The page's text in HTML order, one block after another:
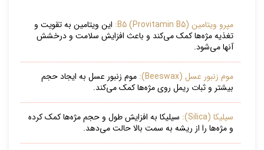
مپرو ویتامین B5 (Provitamin B5):
این ویتامین به تقویت و
تغذیه مژه‌ها کمک می‌کند و باعث افزایش سلامت و درخشش
آنها می‌شود.
موم زنبور عسل (Beeswax):
موم زنبور عسل به ایجاد حجم
بیشتر و ثبات ریمل روی مژه‌ها کمک می‌کند.
سیلیکا (Silica):
سیلیکا به افزایش طول و حجم مژه‌ها کمک کرده
و مژه‌ها را از ریشه به سمت بالا حالت می‌دهد.